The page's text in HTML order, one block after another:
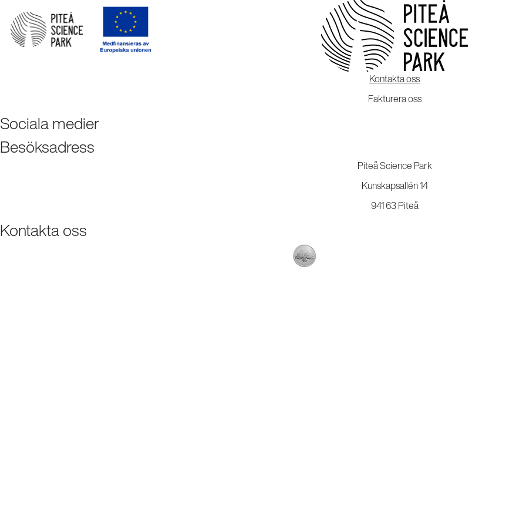
Kontakta oss
Fakturera oss
Sociala medier
Besöksadress
Piteå Science Park
Kunskapsallén 14
941 63 Piteå
Kontakta oss